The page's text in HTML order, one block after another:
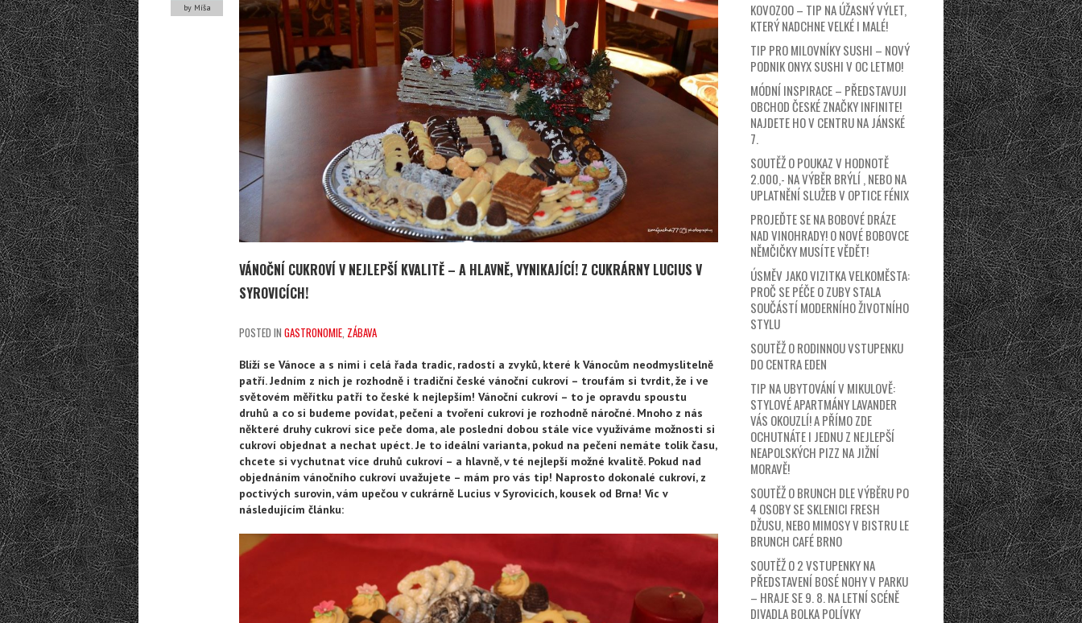
by Míša
VÁNOČNÍ CUKROVÍ V NEJLEPŠÍ KVALITĚ – A HLAVNĚ, VYNIKAJÍCÍ! Z CUKRÁRNY LUCIUS V
SYROVICÍCH!
POSTED IN GASTRONOMIE ZÁBAVA
Blíží se Vánoce a s nimi i celá řada tradic, radostí a zvyků, které k Vánocům neodmyslitelně
patří. Jedním z nich je rozhodně i tradiční české vánoční cukroví – troufám si tvrdit, že i ve
světovém měřítku patří to české k nejlepším! Vánoční cukroví – to je opravdu spoustu
druhů a co si budeme povídat, pečení a tvoření cukroví je rozhodně náročné. Mnoho z nás
některé druhy cukroví sice peče doma, ale poslední dobou stále více využíváme možnosti si
cukroví objednat a nechat upéct. Je to ideální varianta, pokud na pečení nemáte tolik času,
chcete si vychutnat více druhů cukroví – a hlavně, v té nejlepší možné kvalitě. Pokud nad
objednáním vánočního cukroví uvažujete – mám pro vás tip! Naprosto dokonalé cukroví, z
poctivých surovin, vám upečou v cukrárně Lucius v Syrovicích, kousek od Brna! Víc v
následujícím článku:
KOVOZOO – TIP NA ÚŽASNÝ VÝLET,
KTERÝ NADCHNE VELKÉ I MALÉ!
TIP PRO MILOVNÍKY SUSHI – NOVÝ
PODNIK ONYX SUSHI V OC LETMO!
MÓDNÍ INSPIRACE – PŘEDSTAVUJI
OBCHOD ČESKÉ ZNAČKY INFINITE!
NAJDETE HO V CENTRU NA JÁNSKÉ
7.
SOUTĚŽ O POUKAZ V HODNOTĚ
2.000,- NA VÝBĚR BRÝLÍ , NEBO NA
UPLATNĚNÍ SLUŽEB V OPTICE FÉNIX
PROJEĎTE SE NA BOBOVÉ DRÁZE
NAD VINOHRADY! O NOVÉ BOBOVCE
NĚMČIČKY MUSÍTE VĚDĚT!
ÚSMĚV JAKO VIZITKA VELKOMĚSTA:
PROČ SE PÉČE O ZUBY STALA
SOUČÁSTÍ MODERNÍHO ŽIVOTNÍHO
STYLU
SOUTĚŽ O RODINNOU VSTUPENKU
DO CENTRA EDEN
TIP NA UBYTOVÁNÍ V MIKULOVĚ:
STYLOVÉ APARTMÁNY LAVANDER
VÁS OKOUZLÍ! A PŘÍMO ZDE
OCHUTNÁTE I JEDNU Z NEJLEPŠÍ
NEAPOLSKÝCH PIZZ NA JIŽNÍ
MORAVĚ!
SOUTĚŽ O BRUNCH DLE VÝBĚRU PO
4 OSOBY SE SKLENICI FRESH
DŽUSU, NEBO MIMOSY V BISTRU LE
BRUNCH CAFÉ BRNO
SOUTĚŽ O 2 VSTUPENKY NA
PŘEDSTAVENÍ BOSÉ NOHY V PARKU
– HRAJE SE 9. 8. NA LETNÍ SCÉNĚ
DIVADLA BOLKA POLÍVKY